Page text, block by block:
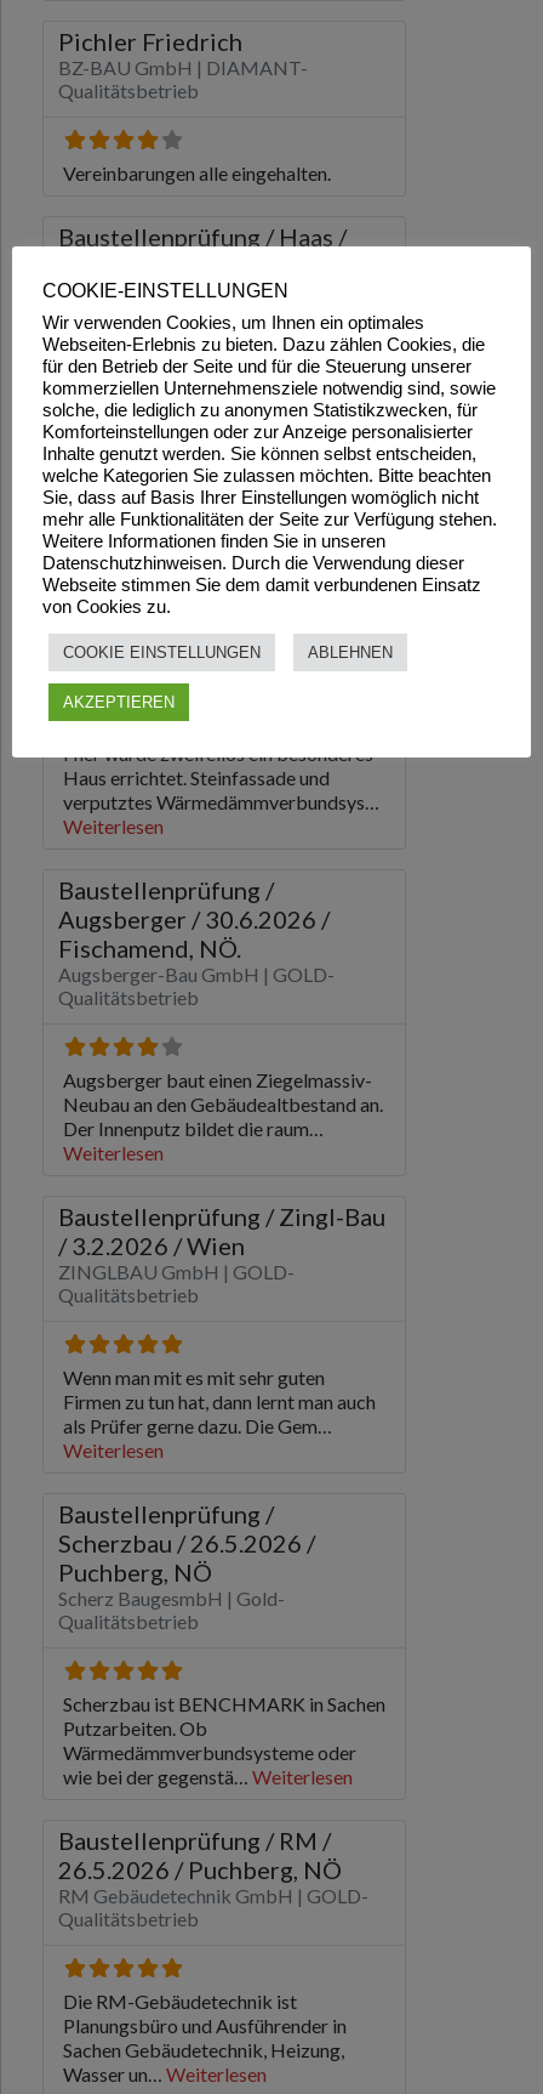
COOKIE-EINSTELLUNGEN
Wir verwenden Cookies, um Ihnen ein optimales
Webseiten-Erlebnis zu bieten. Dazu zählen Cookies, die
für den Betrieb der Seite und für die Steuerung unserer
kommerziellen Unternehmensziele notwendig sind, sowie
solche, die lediglich zu anonymen Statistikzwecken, für
Komforteinstellungen oder zur Anzeige personalisierter
Inhalte genutzt werden. Sie können selbst entscheiden,
welche Kategorien Sie zulassen möchten. Bitte beachten
Sie, dass auf Basis Ihrer Einstellungen womöglich nicht
mehr alle Funktionalitäten der Seite zur Verfügung stehen.
Weitere Informationen finden Sie in unseren
Datenschutzhinweisen. Durch die Verwendung dieser
Webseite stimmen Sie dem damit verbundenen Einsatz
von Cookies zu.
COOKIE EINSTELLUNGEN ABLEHNEN
AKZEPTIEREN